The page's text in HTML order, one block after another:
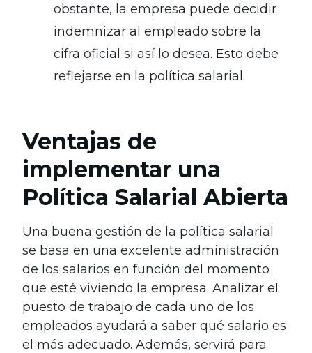
obstante, la empresa puede decidir
indemnizar al empleado sobre la
cifra oficial si así lo desea. Esto debe
reflejarse en la política salarial.
Ventajas de
implementar una
Política Salarial Abierta
Una buena gestión de la política salarial
se basa en una excelente administración
de los salarios en función del momento
que esté viviendo la empresa. Analizar el
puesto de trabajo de cada uno de los
empleados ayudará a saber qué salario es
el más adecuado. Además, servirá para